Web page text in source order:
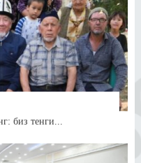
биз тенги...